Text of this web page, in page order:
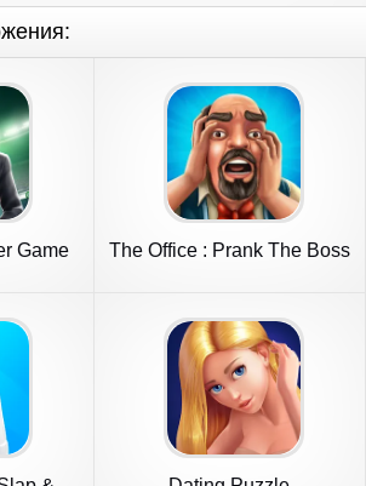
Game The Office : Prank The Boss